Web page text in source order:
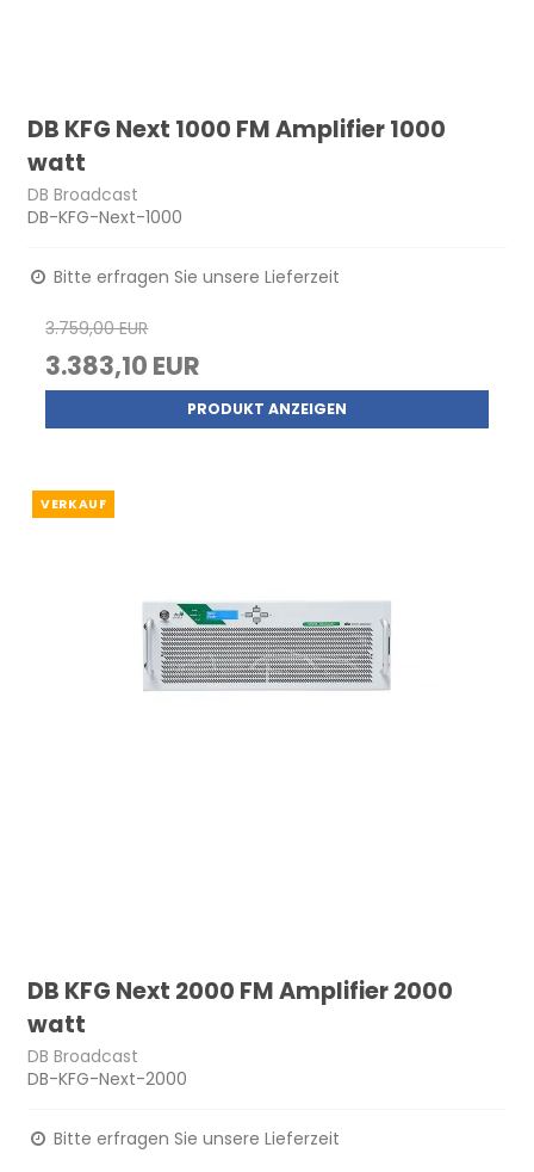
DB KFG Next 1000 FM Amplifier 1000
watt
DB Broadcast
DB-KFG-Next-1000
Bitte erfragen Sie unsere Lieferzeit
3.759,00 EUR
3.383,10 EUR
PRODUKT ANZEIGEN
VERKAUF
DB KFG Next 2000 FM Amplifier 2000
watt
DB Broadcast
DB-KFG-Next-2000
Bitte erfragen Sie unsere Lieferzeit